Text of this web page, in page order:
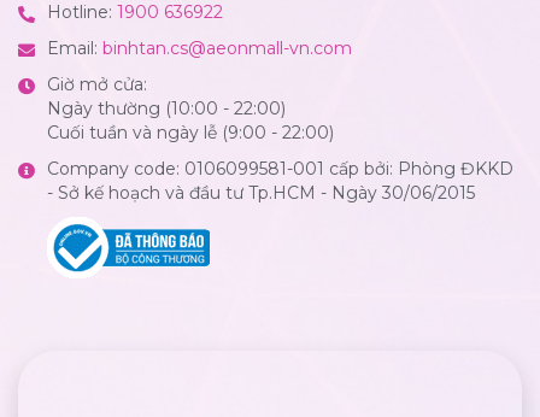
Hotline: 1900 636922
Email: binhtan.cs@aeonmall-vn.com
Giờ mở cửa:
Ngày thường (10:00 - 22:00)
Cuối tuần và ngày lễ (9:00 - 22:00)
Company code: 0106099581-001 cấp bởi: Phòng ĐKKD
- Sở kế hoạch và đầu tư Tp.HCM - Ngày 30/06/2015